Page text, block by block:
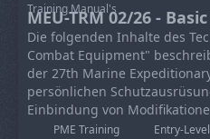
Training Manual's
MEU-TRM 02/26 -
Die folgenden Inhalte des
Combat Equipment"
der 27th Marine
persönlichen
Einbindung von
PME Training Entry-